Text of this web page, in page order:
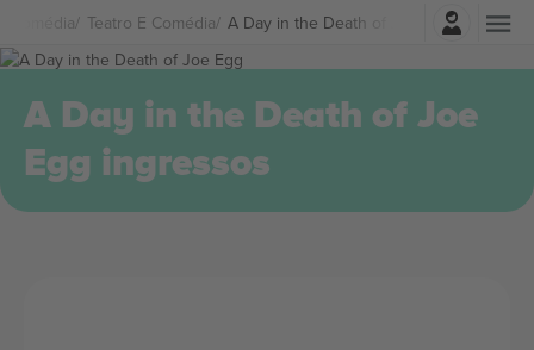
Comédia Teatro E Comédia A Day in the Death of Joe Egg Ingressos
Entrar
A Day in the Death of Joe
Egg ingressos